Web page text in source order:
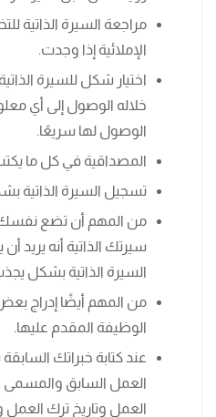
مراجعة السيرة الذاتية
الإملائية إذا وجدت.
اختيار شكل للسيرة
خلاله الوصول إلى أي
الوصول لها سريعًا.
المصداقية في كل ما يكتب
تسجيل السيرة الذاتية
من المهم أن تضع
سيرتك الذاتية أنه يريد
السيرة الذاتية بشكل يجذب
من المهم أيضًا إدراج
الوظيفة المقدم عليها.
عند كتابة خبراتك
العمل السابق والمسمى
العمل وتاريخ ترك